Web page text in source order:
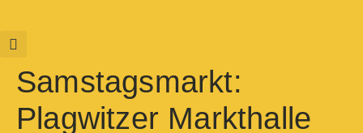
Samstagsmarkt:
Plagwitzer Markthalle